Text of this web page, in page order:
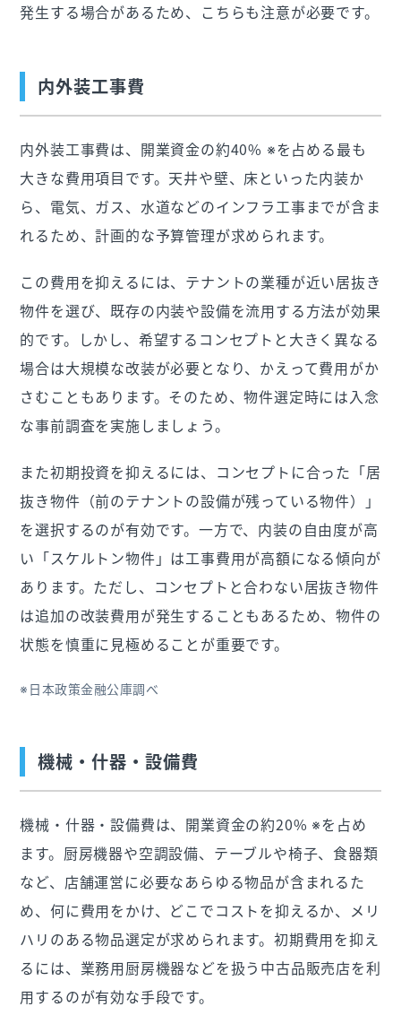
発生する場合があるため、こちらも注意が必要です。
内外装工事費
内外装工事費は、開業資金の約40% ※を占める最も
大きな費用項目です。天井や壁、床といった内装か
ら、電気、ガス、水道などのインフラ工事までが含ま
れるため、計画的な予算管理が求められます。
この費用を抑えるには、テナントの業種が近い居抜き
物件を選び、既存の内装や設備を流用する方法が効果
的です。しかし、希望するコンセプトと大きく異なる
場合は大規模な改装が必要となり、かえって費用がか
さむこともあります。そのため、物件選定時には入念
な事前調査を実施しましょう。
また初期投資を抑えるには、コンセプトに合った「居
抜き物件（前のテナントの設備が残っている物件）」
を選択するのが有効です。一方で、内装の自由度が高
い「スケルトン物件」は工事費用が高額になる傾向が
あります。ただし、コンセプトと合わない居抜き物件
は追加の改装費用が発生することもあるため、物件の
状態を慎重に見極めることが重要です。
※日本政策金融公庫調べ
機械・什器・設備費
機械・什器・設備費は、開業資金の約20% ※を占め
ます。厨房機器や空調設備、テーブルや椅子、食器類
など、店舗運営に必要なあらゆる物品が含まれるた
め、何に費用をかけ、どこでコストを抑えるか、メリ
ハリのある物品選定が求められます。初期費用を抑え
るには、業務用厨房機器などを扱う中古品販売店を利
用するのが有効な手段です。